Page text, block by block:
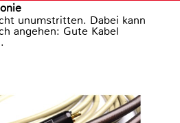
unumstritten. Dabei kann
angehen: Gute Kabel